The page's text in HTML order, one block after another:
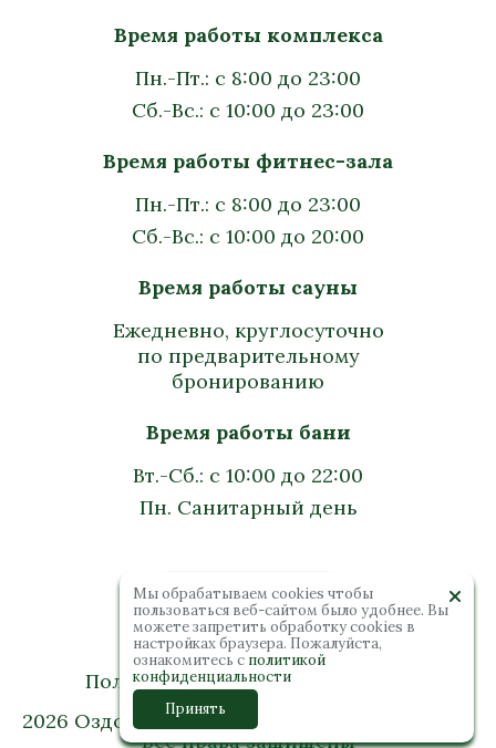
Время работы комплекса
Пн.-Пт.: с 8:00 до 23:00
Сб.-Вс.: с 10:00 до 23:00
Время работы фитнес-зала
Пн.-Пт.: с 8:00 до 23:00
Сб.-Вс.: с 10:00 до 20:00
Время работы сауны
Ежедневно, круглосуточно
по предварительному
бронированию
Время работы бани
Вт.-Сб.: с 10:00 до 22:00
Пн. Санитарный день
Политика конфиденциальности
2026 Оздоровительный комплекс “Колибри”.
Все права защищены
Мы обрабатываем cookies чтобы
пользоваться веб-сайтом было удобнее. Вы
можете запретить обработку сookies в
настройках браузера. Пожалуйста,
ознакомитесь с политикой
конфиденциальности
Принять